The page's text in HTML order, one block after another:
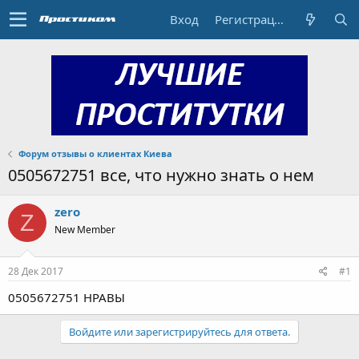
Вход Регистрация
Форум отзывы о клиентах Киева
0505672751 все, что нужно знать о нем
Z zero
New Member
28 Дек 2017 #1
0505672751 НРАВЫ
Войдите или зарегистрируйтесь для ответа.